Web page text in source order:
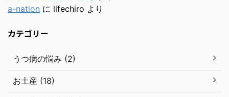
a-nation に lifechiro より
カテゴリー
うつ病の悩み (2)
お土産 (18)